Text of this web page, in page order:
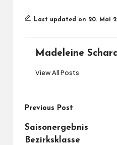
Last updated on 20. Mai
Madeleine
View All Posts
Post
navigation
Previous Post
Saisonergebnis
Bezirksklasse